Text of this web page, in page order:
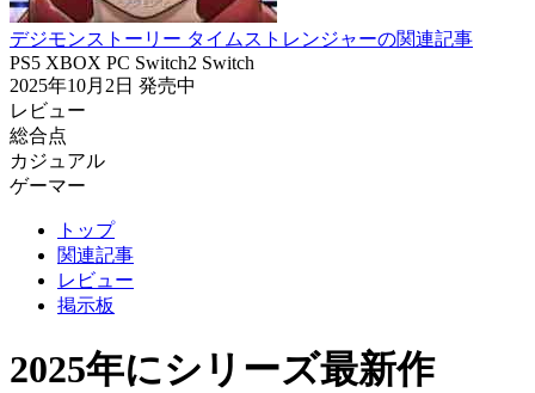
デジモンストーリー タイムストレンジャーの関連記事
PS5 XBOX PC Switch2 Switch
2025年10月2日 発売中
レビュー
総合点
カジュアル
ゲーマー
トップ
関連記事
レビュー
掲示板
2025年にシリーズ最新作